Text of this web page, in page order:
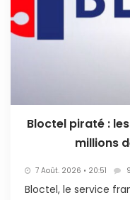
Bloctel piraté :
millions
7 Août. 2026 • 20:51 9
Bloctel, le service